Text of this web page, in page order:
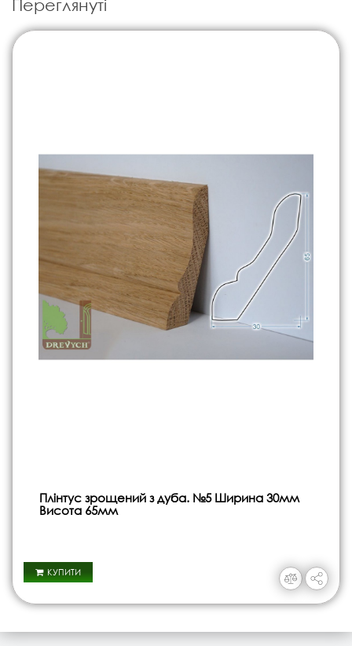
Переглянуті
Плінтус зрощений з дуба. №5 Ширина 30мм
Висота 65мм
КУПИТИ